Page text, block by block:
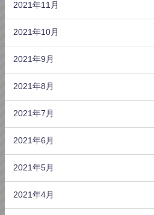
2021年11月
2021年10月
2021年9月
2021年8月
2021年7月
2021年6月
2021年5月
2021年4月